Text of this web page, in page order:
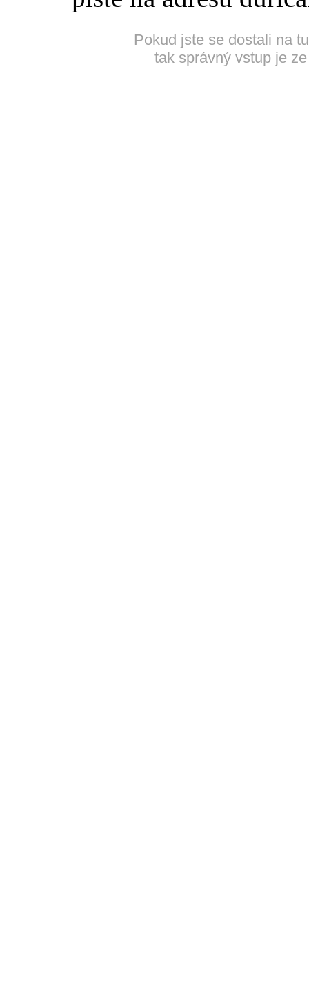
Pokud jste se dostali na
tak správný vstup je